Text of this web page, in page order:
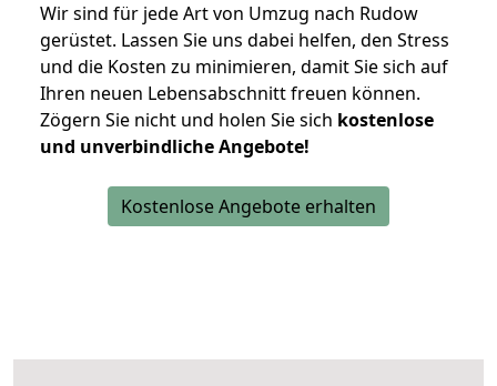
Wir sind für jede Art von Umzug nach Rudow
gerüstet. Lassen Sie uns dabei helfen, den Stress
und die Kosten zu minimieren, damit Sie sich auf
Ihren neuen Lebensabschnitt freuen können.
Zögern Sie nicht und holen Sie sich kostenlose
und unverbindliche Angebote!
Kostenlose Angebote erhalten